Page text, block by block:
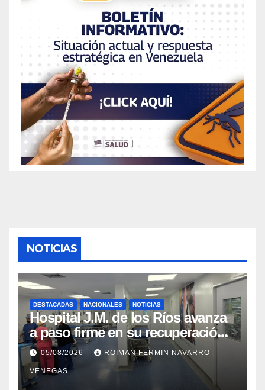
NOTICIAS
DESTACADAS NACIONALES NOTICIAS
Hospital J.M. de los Ríos avanza
a paso firme en su recuperación
tras los recientes eventos
sísmicos
05/08/2026 ROIMAN FERMIN NAVARRO
VENEGAS